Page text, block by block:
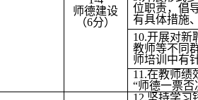
师德建设
（6分）
位职责，倡
有具体措施
10.开展对新
教师等不同
师培训中有
11.在教师绩
“师德一票否
12.坚持学习